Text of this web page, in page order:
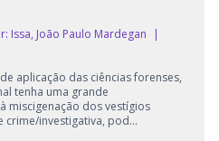
Issa, João Paulo Mardegan
|
aplicação das ciências forenses,
tenha uma grande
miscigenação dos vestígios
crime/investigativa, pod...